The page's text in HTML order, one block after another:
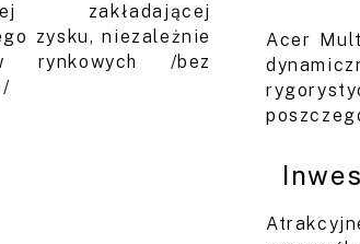
zakładającej
zysku, niezależnie
rynkowych /bez
Acer